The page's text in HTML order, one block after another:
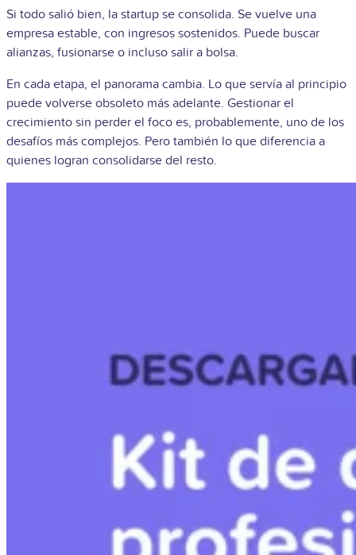
Si todo salió bien, la startup se consolida. Se vuelve una
empresa estable, con ingresos sostenidos. Puede buscar
alianzas, fusionarse o incluso salir a bolsa.
En cada etapa, el panorama cambia. Lo que servía al principio
puede volverse obsoleto más adelante. Gestionar el
crecimiento sin perder el foco es, probablemente, uno de los
desafíos más complejos. Pero también lo que diferencia a
quienes logran consolidarse del resto.